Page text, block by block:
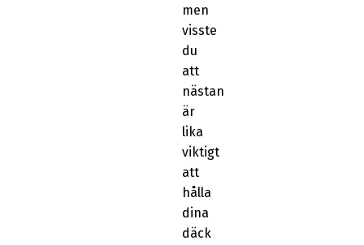
men
visste
du
att
nästan
är
lika
viktigt
att
hålla
dina
däck